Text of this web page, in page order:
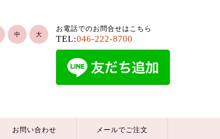
お電話でのお問合せはこちら
TEL:046-222-8700
中 大
お問い合わせ メールでご注文